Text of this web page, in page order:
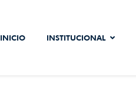
INICIO INSTITUCIONAL